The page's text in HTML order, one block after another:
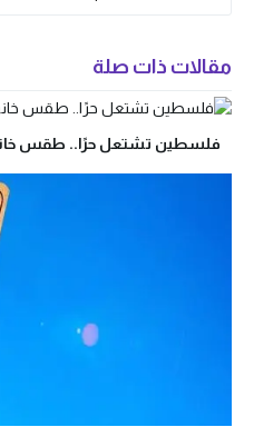
مقالات ذات صلة
فلسطين تشتعل حرًا.. طقس